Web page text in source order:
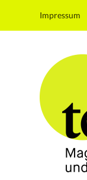
Impressum